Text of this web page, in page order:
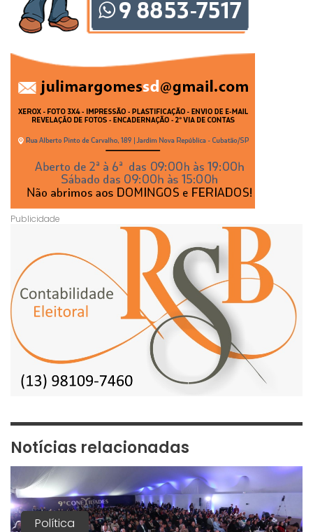
Notícias relacionadas
Política